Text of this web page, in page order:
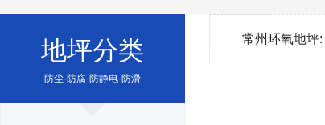
地坪分类
防尘·防腐·防静电·防滑
常州环氧地坪: